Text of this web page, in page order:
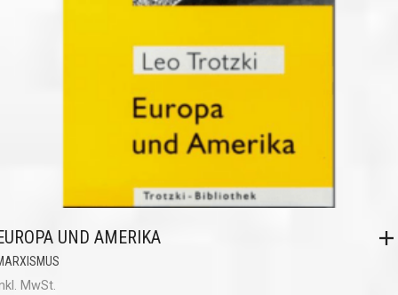
UND AMERIKA
MwSt.